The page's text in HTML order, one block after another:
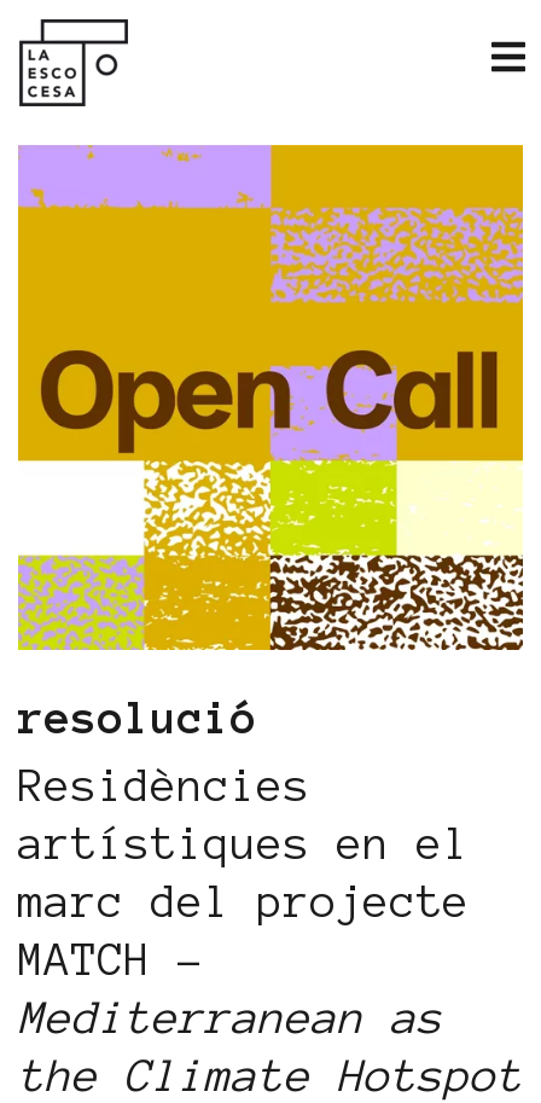
resolució
Residències
artístiques en el
marc del projecte
MATCH -
Mediterranean as
the Climate Hotspot